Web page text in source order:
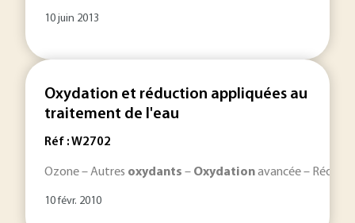
10 juin 2013
Oxydation et réduction appliquées au
traitement de l'eau
Réf : W2702
Ozone – Autres oxydants – Oxydationavancée –
10 févr. 2010